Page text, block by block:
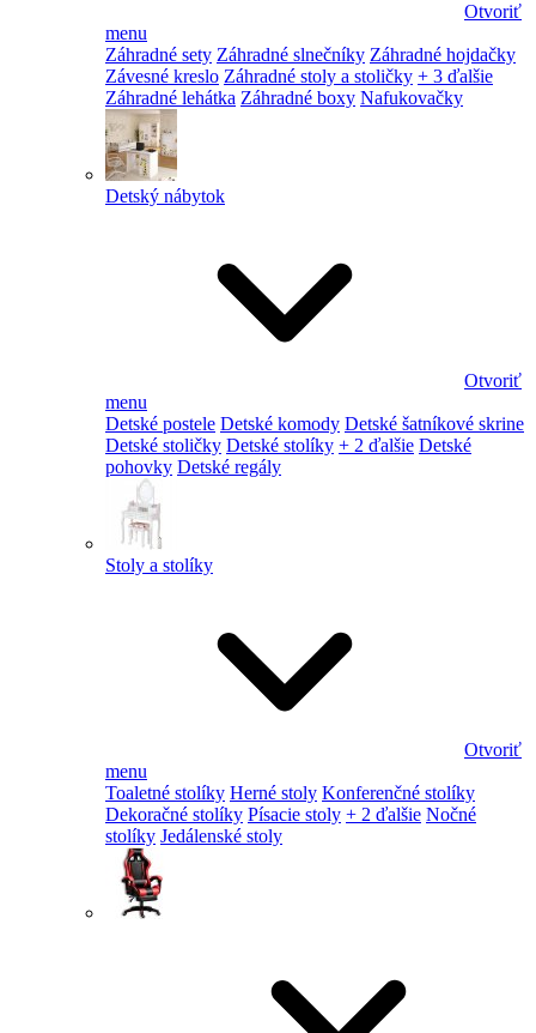
Otvoriť
menu
Záhradné sety Záhradné slnečníky Záhradné hojdačky
Závesné kreslo Záhradné stoly a stoličky + 3 ďalšie
Záhradné lehátka Záhradné boxy Nafukovačky
Detský nábytok
Otvoriť
menu
Detské postele Detské komody Detské šatníkové skrine
Detské stoličky Detské stolíky + 2 ďalšie Detské
pohovky Detské regály
Stoly a stolíky
Otvoriť
menu
Toaletné stolíky Herné stoly Konferenčné stolíky
Dekoračné stolíky Písacie stoly + 2 ďalšie Nočné
stolíky Jedálenské stoly